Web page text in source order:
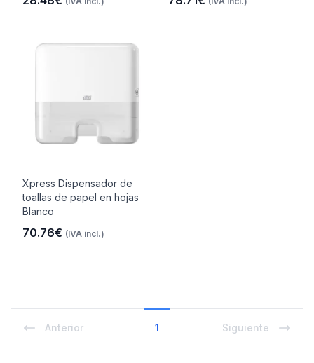
Xpress Dispensador de
toallas de papel en hojas
Blanco
70.76€ (IVA incl.)
Anterior 1 Siguiente